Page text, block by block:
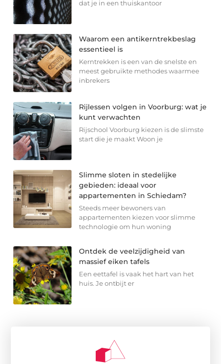
dat je in een thuiskantoor
Waarom een antikerntrekbeslag
essentieel is
Kerntrekken is een van de snelste en
meest gebruikte methodes waarmee
inbrekers
Rijlessen volgen in Voorburg: wat je
kunt verwachten
Rijschool Voorburg kiezen is de slimste
start die je maakt Woon je
Slimme sloten in stedelijke
gebieden: ideaal voor
appartementen in Schiedam?
Steeds meer bewoners van
appartementen kiezen voor slimme
technologie om hun woning
Ontdek de veelzijdigheid van
massief eiken tafels
Een eettafel is vaak het hart van het
huis. Je ontbijt er